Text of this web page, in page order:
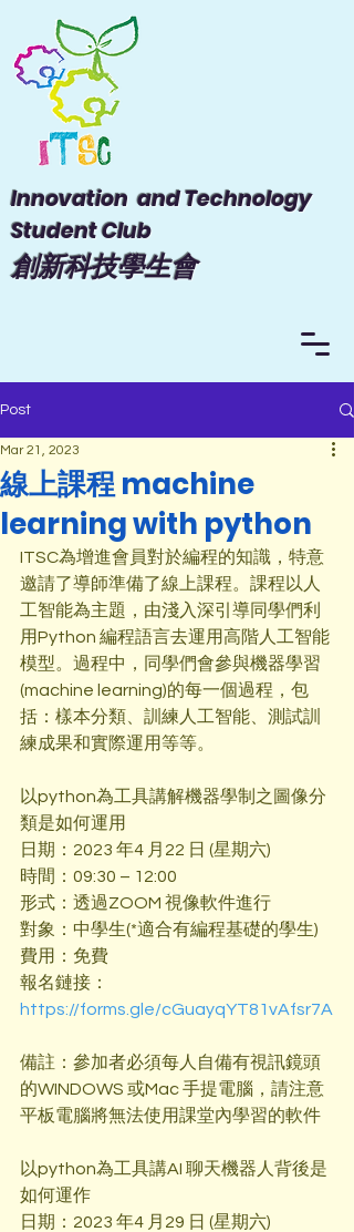
Innovation and Technology
Student Club
​創新科技學生會
Post
線上課程 machine
learning with python
Mar 21, 2023
ITSC為增進會員對於編程的知識，特意
邀請了導師準備了線上課程。課程以人
工智能為主題，由淺入深引導同學們利
用Python 編程語言去運用高階人工智能
模型。過程中，同學們會參與機器學習
(machine learning)的每一個過程，包
括：樣本分類、訓練人工智能、測試訓
練成果和實際運用等等。
以python為工具講解機器學制之圖像分
類是如何運用
日期：2023 年4 月22 日 (星期六)
時間：09:30 – 12:00
形式：透過ZOOM 視像軟件進行
對象：中學生(*適合有編程基礎的學生)
費用：免費
報名鏈接：
https://forms.gle/cGuayqYT81vAfsr7A
備註：參加者必須每人自備有視訊鏡頭
的WINDOWS 或Mac 手提電腦，請注意
平板電腦將無法使用課堂內學習的軟件
以python為工具講AI 聊天機器人背後是
如何運作
日期：2023 年4 月29 日 (星期六)